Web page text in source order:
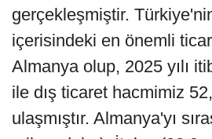
gerçekleşmiştir.
içerisindeki en önemli
Almanya olup, 2025 yılı
ile dış ticaret hacmimiz
ulaşmıştır. Almanya'yı